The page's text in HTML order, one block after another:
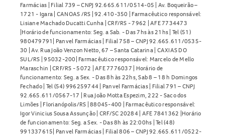
Farmácias | Filial 739 – CNPJ 92.665.611/0514-05 | Av. Boqueirão –
1721 - Igara | CANOAS /RS | 92.410-350 | Farmacêutico responsável:
Lisiane Machado Ducatti Cunha | CRF/RS - 7962 | AFE 7734473
|Horário de funcionamento: Seg. a Sab. - Das 7hs às 21hs | Tel (51)
980479791| Panvel Farmácias | Filial 758 – CNPJ 92.665.611/0535-
30 | Av. Rua João Venzon Netto, 67 – Santa Catarina | CAXIAS DO
SUL/RS | 95032-200| Farmacêutico responsável: Marcelo de Mello
Maraschin | CRF/RS - 5072 | AFE 7776037 | Horário de
funcionamento: Seg. a Sex. - Das 8h às 22hs, Sab 8 – 18 h Domingos
Fechado | Tel (54) 996259744 | Panvel Farmácias | Filial 791 – CNPJ
92.665.611/0567-17 | Rua João Motta Espezim, 222 - Saco dos
Limões | Florianópolis/RS | 88045-400 | Farmacêutico responsável:
Igor Vinicius Sousa Assunção | CRF/SC 20284 | AFE 7841362 |Horário
de funcionamento: Seg. a Sex. - Das 8h às 22:00hs | Tel (48)
991337615| Panvel Farmácias | Filial 806 – CNPJ 92.665.611/0522-